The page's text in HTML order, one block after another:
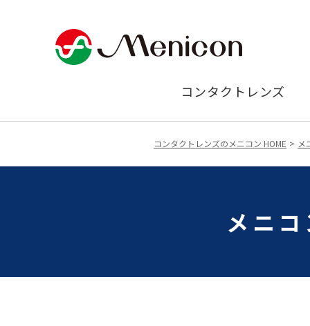
コンタクトレンズ
コンタクトレンズのメニコン HOME メ
メニ